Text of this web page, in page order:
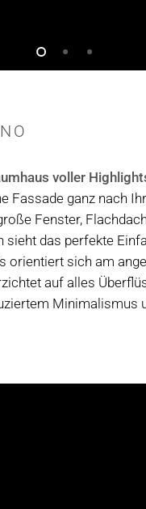
voller
Fassade ganz nach
Fenster,
sieht das perfekte
orientiert sich am
auf alles
Minimalismus